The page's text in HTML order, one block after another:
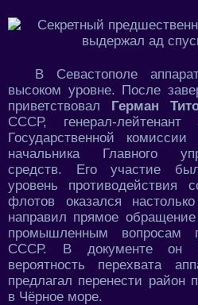
В Севастополе
высоком уровне. После
приветствовал Герман
СССР, генерал-лейтенант
Государственной
начальника Главного
средств. Его участие
уровень противодействия
флотов оказался
направил прямое
промышленным вопросам
СССР. В документе он
вероятность перехвата
предлагал перенести район
в Чёрное море.